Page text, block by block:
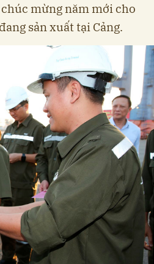
mừng năm mới cho
sản xuất tại Cảng.